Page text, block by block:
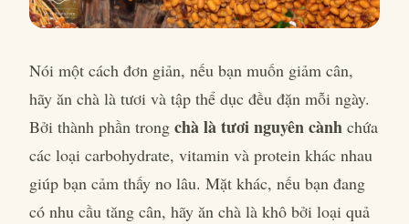
Nói một cách đơn giản, nếu bạn muốn giảm cân,
hãy ăn chà là tươi và tập thể dục đều đặn mỗi ngày.
Bởi thành phần trong chà là tươi nguyên cành chứa
các loại carbohydrate, vitamin và protein khác nhau
giúp bạn cảm thấy no lâu. Mặt khác, nếu bạn đang
có nhu cầu tăng cân, hãy ăn chà là khô bởi loại quả